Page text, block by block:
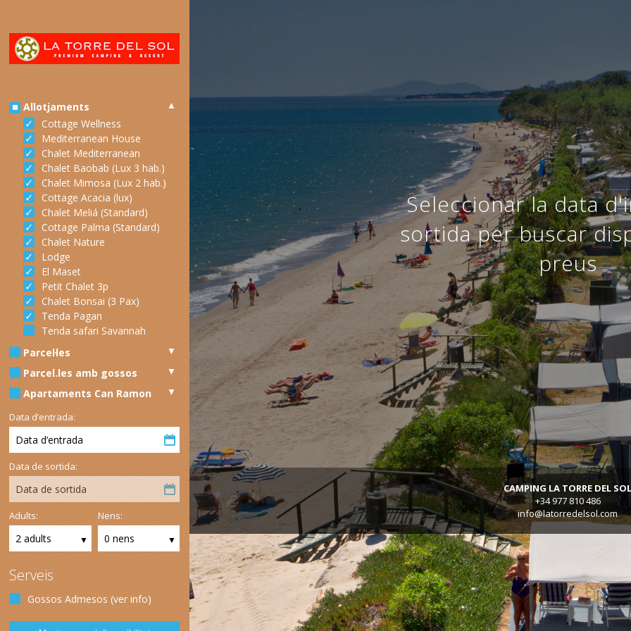
Allotjaments
Cottage Wellness
Mediterranean House
Chalet Mediterranean
Chalet Baobab (Lux 3 hab.)
Chalet Mimosa (Lux 2 hab.)
Cottage Acacia (lux)
Chalet Meliá (Standard)
Cottage Palma (Standard)
Chalet Nature
Lodge
El Maset
Petit Chalet 3p
Chalet Bonsai (3 Pax)
Tenda Pagan
Tenda safari Savannah
Parcel·les
Parcel.les amb gossos
Apartaments Can Ramon
Data d’entrada:
Data d’entrada
Data de sortida:
Data de sortida
Adults:
2 adults
Nens:
0 nens
Serveis
Gossos Admesos (ver info)
Seleccionar la data
sortida per buscar
preus
CAMPING LA TORRE DEL
+34 977 810 486
info@latorredelsol.com